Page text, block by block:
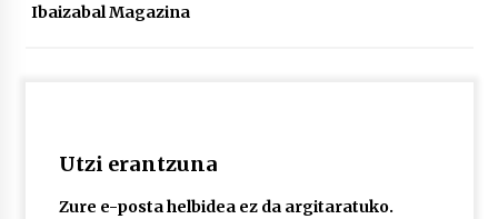
Larunbatean Plentziako Itsas Martxa ospatuko
2026/07/07
Ibaizabal Magazina
Utzi erantzuna
Zure e-posta helbidea ez da argitaratuko.